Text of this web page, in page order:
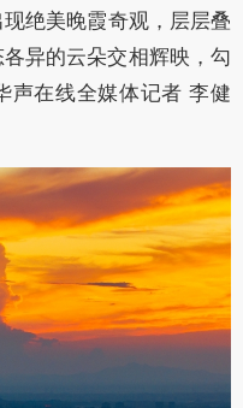
绝美晚霞奇观，层层叠
异的云朵交相辉映，勾
声在线全媒体记者 李健